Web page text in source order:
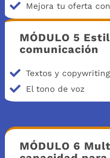
Mejora tu oferta
MÓDULO 5
comunicación
Textos y copywriting
El tono de voz
MÓDULO 6